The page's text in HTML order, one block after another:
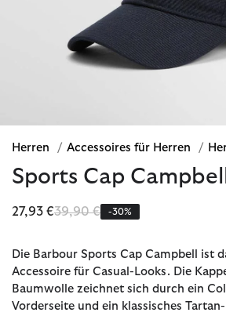
Herren / Accessoires für Herren /
Sports Cap Campbell
27,93 €Reduziert von
39,90 €bis-30%
Die Barbour Sports Cap Campbell ist
Accessoire für Casual-Looks. Die
Baumwolle zeichnet sich durch ein
Vorderseite und ein klassisches